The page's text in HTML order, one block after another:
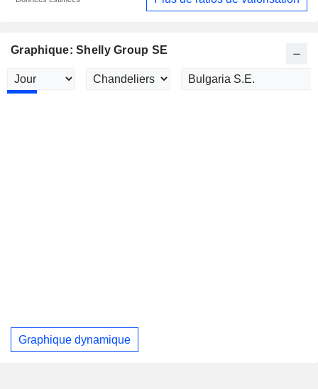
Graphique: Shelly Group SE
Graphique dynamique